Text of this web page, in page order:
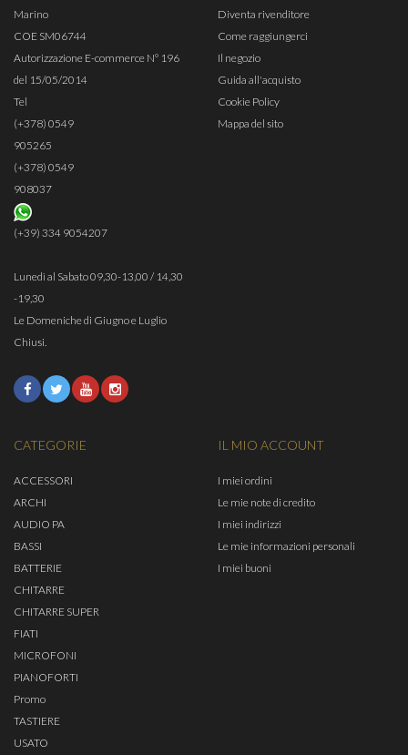
Marino
COE SM06744
Autorizzazione E-commerce N° 196
del 15/05/2014
Tel
(+378) 0549
905265
(+378) 0549
908037
(+39) 334 9054207
Lunedì al Sabato 09,30-13,00 / 14,30
-19,30
Le Domeniche di Giugno e Luglio
Chiusi.
Diventa rivenditore
Come raggiungerci
Il negozio
Guida all'acquisto
Cookie Policy
Mappa del sito
CATEGORIE
ACCESSORI
ARCHI
AUDIO PA
BASSI
BATTERIE
CHITARRE
CHITARRE SUPER
FIATI
MICROFONI
PIANOFORTI
Promo
TASTIERE
USATO
IL MIO ACCOUNT
I miei ordini
Le mie note di credito
I miei indirizzi
Le mie informazioni personali
I miei buoni